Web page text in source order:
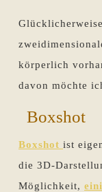
körperlich
davon möchte
Boxshot
Boxshot ist
die 3D-
Möglichkeit,